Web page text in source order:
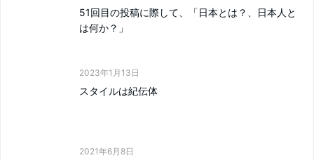
51回目の投稿に際して、「日本とは？、日本人と
は何か？」
2023年1月13日
スタイルは紀伝体
2021年6月8日